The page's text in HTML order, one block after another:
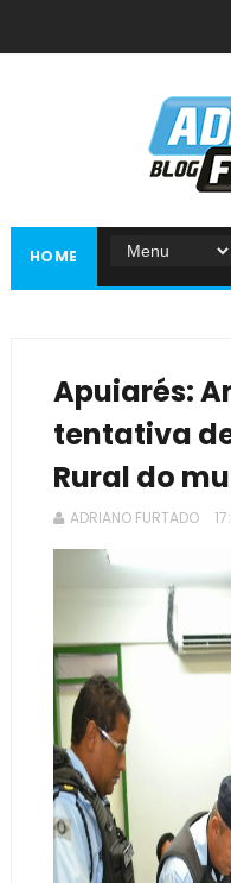
HOME
Apuiarés:
tentativa
Rural do
ADRIANO FURTADO